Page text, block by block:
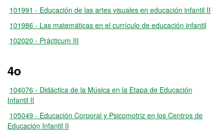
101991 - Educación de las artes visuales en educación infantil II
101986 - Las matemáticas en el currículo de educación infantil
102020 - Prácticum III
4o
104076 - Didáctica de la Música en la Etapa de Educación
Infantil II
105049 - Educación Corporal y Psicomotriz en los Centros de
Educación Infantil II